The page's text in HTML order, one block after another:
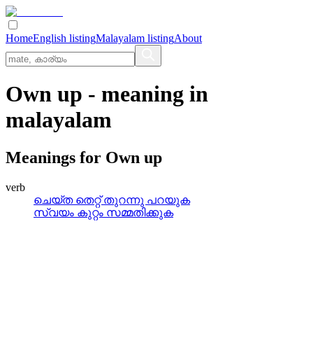
HomeEnglish listingMalayalam listingAbout
Own up - meaning in
malayalam
Meanings for Own up
verb
ചെയ്‌ത തെറ്റ്‌ തുറന്നു പറയുക
സ്വയം കുറ്റം സമ്മതിക്കുക